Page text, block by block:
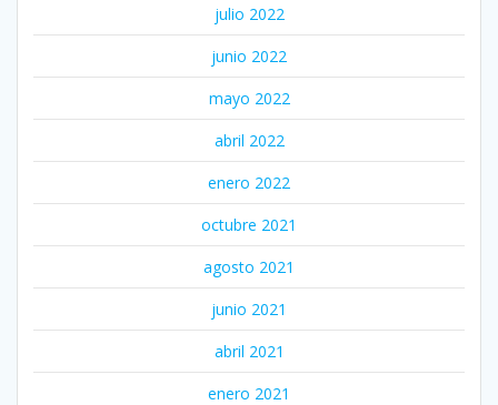
julio 2022
junio 2022
mayo 2022
abril 2022
enero 2022
octubre 2021
agosto 2021
junio 2021
abril 2021
enero 2021